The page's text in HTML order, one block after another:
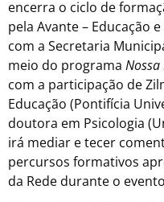
encerra o ciclo de
pela Avante – Educação
com a Secretaria
meio do programa Nossa
com a participação de
Educação (Pontifícia
doutora em Psicologia
irá mediar e tecer
percursos formativos
da Rede durante o